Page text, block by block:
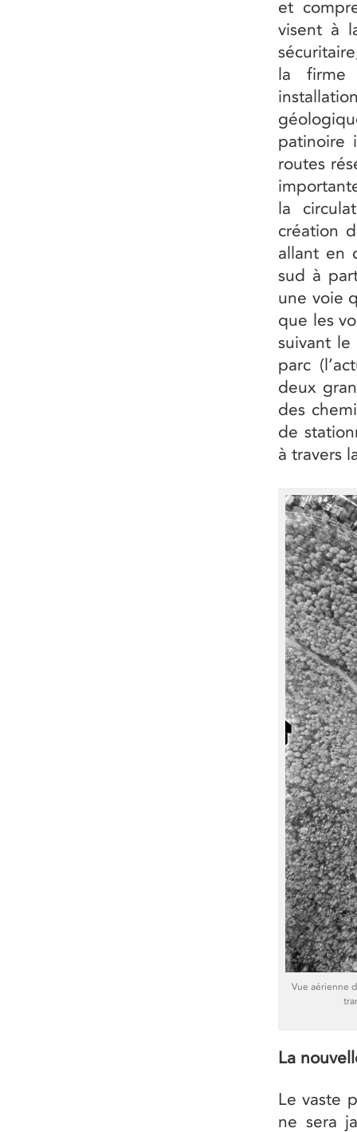
et
visent à
la firme
patinoire
routes
la
création
allant en
sud à
une voie
que les
suivant le
parc
deux
des
de
à travers
Vue aérienne
La
Le vaste
ne sera